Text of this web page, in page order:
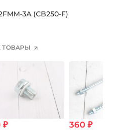
3A (CB250-F)
ТОВАРЫ
₽ 360 ₽